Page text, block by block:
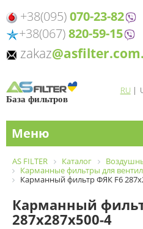
+38(095)070-23-82
+38(067)820-59-15
zakaz
База фильтров
RU|
Меню
AS FILTER Каталог
Карманные фильтры для
Карманный фильтр ФЯК F6
Карманный
287х287х500-4